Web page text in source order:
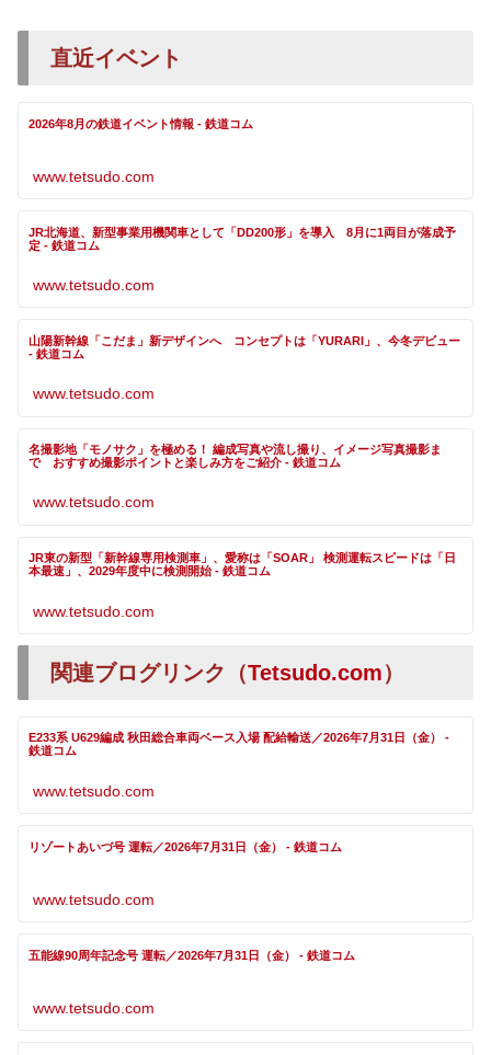
直近イベント
2026年8月の鉄道イベント情報 - 鉄道コム
www.tetsudo.com
JR北海道、新型事業用機関車として「DD200形」を導入 8月に1両目が落成予
定 - 鉄道コム
www.tetsudo.com
山陽新幹線「こだま」新デザインへ コンセプトは「YURARI」、今冬デビュー
- 鉄道コム
www.tetsudo.com
名撮影地「モノサク」を極める！ 編成写真や流し撮り、イメージ写真撮影ま
で おすすめ撮影ポイントと楽しみ方をご紹介 - 鉄道コム
www.tetsudo.com
JR東の新型「新幹線専用検測車」、愛称は「SOAR」 検測運転スピードは「日
本最速」、2029年度中に検測開始 - 鉄道コム
www.tetsudo.com
関連ブログリンク（Tetsudo.com）
E233系 U629編成 秋田総合車両ベース入場 配給輸送／2026年7月31日（金） -
鉄道コム
www.tetsudo.com
リゾートあいづ号 運転／2026年7月31日（金） - 鉄道コム
www.tetsudo.com
五能線90周年記念号 運転／2026年7月31日（金） - 鉄道コム
www.tetsudo.com